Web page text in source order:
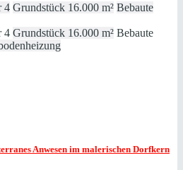
4 Grundstück 16.000 m² Bebaute
4 Grundstück 16.000 m² Bebaute
Anwesen im malerischen Dorfkern